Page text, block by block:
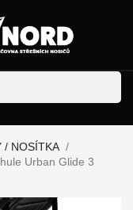
/ NOSÍTKA
Urban Glide 3